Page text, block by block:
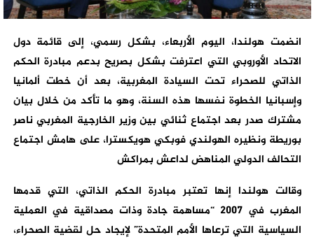
انضمت هولندا، اليوم الأربعاء، بشكل رسمي، إلى قائمة دول
الاتحاد الأوروبي التي اعترفت بشكل بصريح بدعم مبادرة الحكم
الذاتي للصحراء تحت السيادة المغربية، بعد أن خطت ألمانيا
وإسبانيا الخطوة نفسها هذه السنة، وهو ما تأكد من خلال بيان
مشترك صدر بعد اجتماع ثنائي بين وزير الخارجية المغربي ناصر
بوريطة ونظيره الهولندي فوبكي هويكسترا، على هامش اجتماع
التحالف الدولي المناهض لداعش بمراكش
وقالت هولندا إنها تعتبر مبادرة الحكم الذاتي، التي قدمها
المغرب في 2007 “مساهمة جادة وذات مصداقية في العملية
السياسية التي ترعاها الأمم المتحدة” لإيجاد حل لقضية الصحراء،